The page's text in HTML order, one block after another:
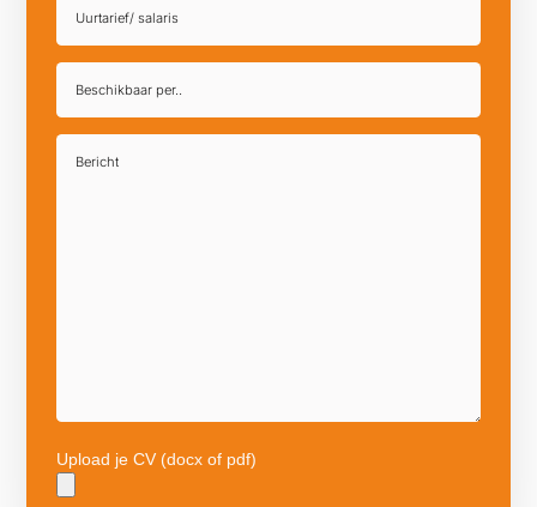
Upload je CV (docx of pdf)